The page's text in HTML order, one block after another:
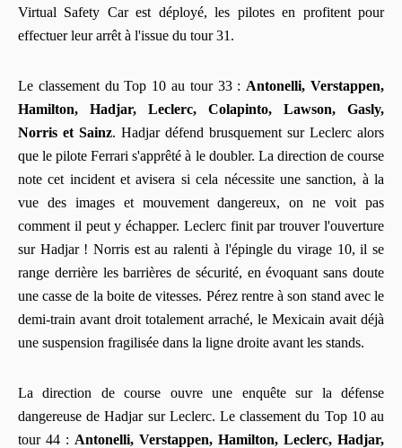
Virtual Safety Car est déployé, les pilotes en profitent pour
effectuer leur arrêt à l'issue du tour 31.
Le classement du Top 10 au tour 33 : Antonelli, Verstappen,
Hamilton, Hadjar, Leclerc, Colapinto, Lawson, Gasly,
Norris et Sainz. Hadjar défend brusquement sur Leclerc alors
que le pilote Ferrari s'apprêté à le doubler. La direction de course
note cet incident et avisera si cela nécessite une sanction, à la
vue des images et mouvement dangereux, on ne voit pas
comment il peut y échapper. Leclerc finit par trouver l'ouverture
sur Hadjar ! Norris est au ralenti à l'épingle du virage 10, il se
range derrière les barrières de sécurité, en évoquant sans doute
une casse de la boite de vitesses. Pérez rentre à son stand avec le
demi-train avant droit totalement arraché, le Mexicain avait déjà
une suspension fragilisée dans la ligne droite avant les stands.
La direction de course ouvre une enquête sur la défense
dangereuse de Hadjar sur Leclerc. Le classement du Top 10 au
tour 44 : Antonelli, Verstappen, Hamilton, Leclerc, Hadjar,